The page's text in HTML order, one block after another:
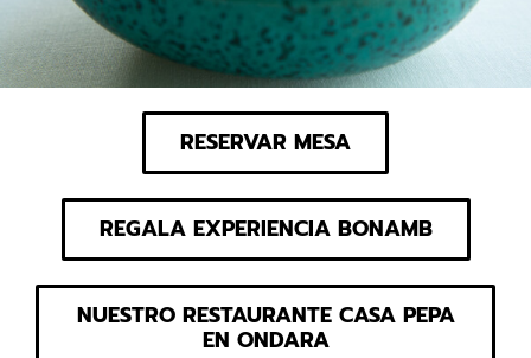
RESERVAR MESA
REGALA EXPERIENCIA BONAMB
NUESTRO RESTAURANTE CASA PEPA
EN ONDARA